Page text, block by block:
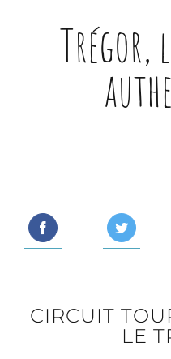
Trégor,
CIRCUIT
LE